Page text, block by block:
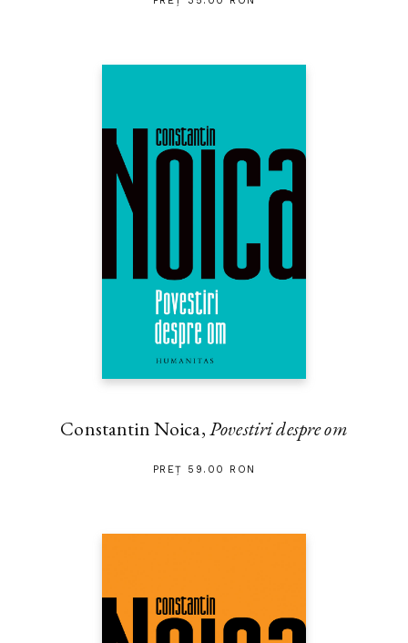
Constantin Noica,Povestiri despre om
PREȚ 59.00 RON